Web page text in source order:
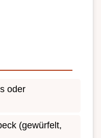
oder
(gewürfelt,